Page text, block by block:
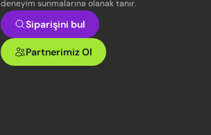
deneyim sunmalarına olanak tanır.
Siparişini bul
Partnerimiz Ol